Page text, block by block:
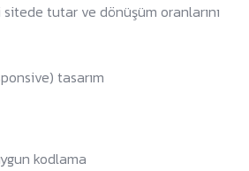
tutar ve dönüşüm oranlarını
tasarım
kodlama